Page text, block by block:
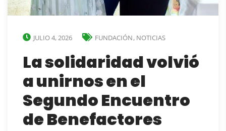
JULIO 4, 2026 FUNDACIÓN, NOTICIAS
La solidaridad volvió
a unirnos en el
Segundo Encuentro
de Benefactores